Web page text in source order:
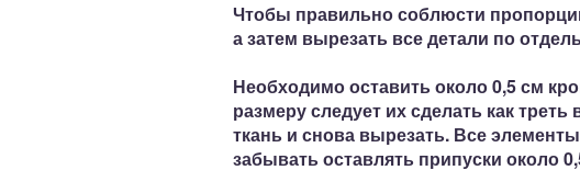
Чтобы правильно соблюсти
а затем вырезать все детали по
Необходимо оставитьоколо 0,5 см
размеру следует их сделать как
ткань и снова вырезать. Все
забывать оставлять припуски около